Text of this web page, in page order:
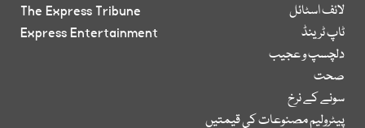
لائف اسٹائل
ٹاپ ٹرینڈ
دلچسپ و عجیب
صحت
سونے کے نرخ
پیٹرولیم مصنوعات کی قیمتیں
The Express Tribune
Express Entertainment